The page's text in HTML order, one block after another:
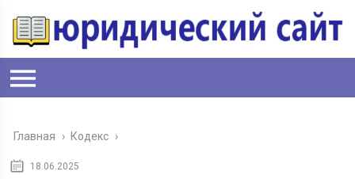
Главная › Кодекс ›
18.06.2025